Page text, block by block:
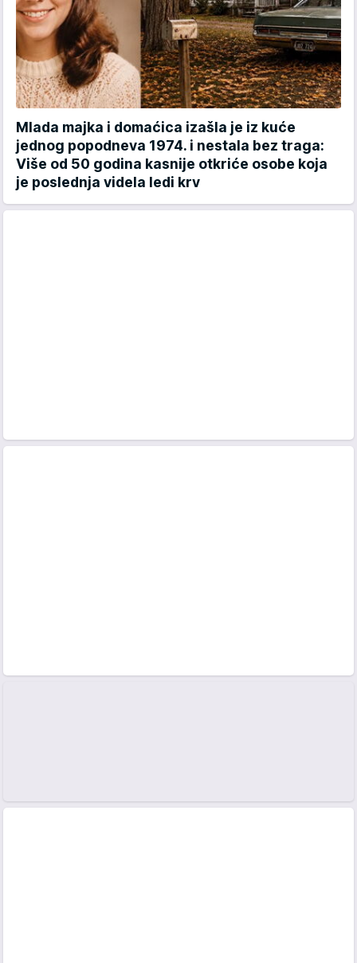
Mlada majka i domaćica izašla je iz kuće
jednog popodneva 1974. i nestala bez traga:
Više od 50 godina kasnije otkriće osobe koja
je poslednja videla ledi krv